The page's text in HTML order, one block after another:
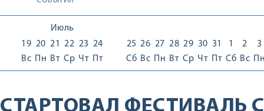
Июль
19
Вс
20
Пн
21
Вт
22
Ср
23
Чт
24
Пт
25
Сб
26
Вс
27
Пн
28
Вт
29
Ср
30
Чт
31
Пт
1
Сб
2
Вс
3